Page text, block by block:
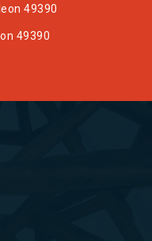
49390
49390